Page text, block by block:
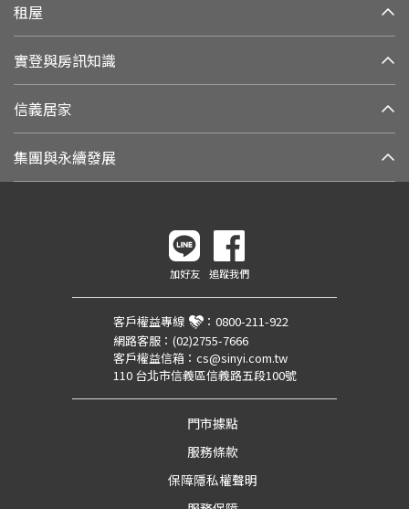
租屋
實登與房訊知識
信義居家
集團與永續發展
加好友 追蹤我們
客戶權益專線 ： 0800-211-922
網路客服： (02)2755-7666
客戶權益信箱： cs@sinyi.com.tw
110 台北市信義區信義路五段100號
門市據點
服務條款
保障隱私權聲明